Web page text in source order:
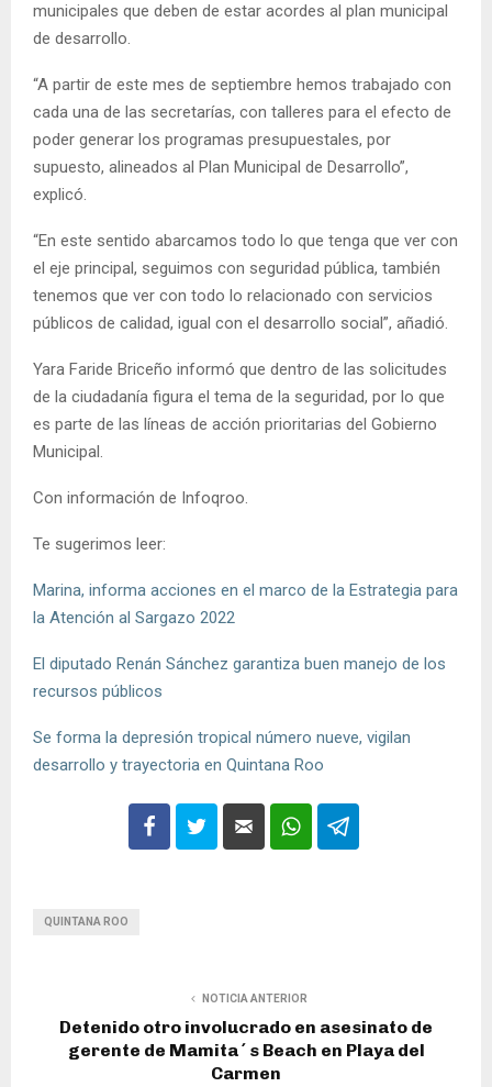
municipales que deben de estar acordes al plan municipal
de desarrollo.
“A partir de este mes de septiembre hemos trabajado con
cada una de las secretarías, con talleres para el efecto de
poder generar los programas presupuestales, por
supuesto, alineados al Plan Municipal de Desarrollo”,
explicó.
“En este sentido abarcamos todo lo que tenga que ver con
el eje principal, seguimos con seguridad pública, también
tenemos que ver con todo lo relacionado con servicios
públicos de calidad, igual con el desarrollo social”, añadió.
Yara Faride Briceño informó que dentro de las solicitudes
de la ciudadanía figura el tema de la seguridad, por lo que
es parte de las líneas de acción prioritarias del Gobierno
Municipal.
Con información de Infoqroo.
Te sugerimos leer:
Marina, informa acciones en el marco de la Estrategia para
la Atención al Sargazo 2022
El diputado Renán Sánchez garantiza buen manejo de los
recursos públicos
Se forma la depresión tropical número nueve, vigilan
desarrollo y trayectoria en Quintana Roo
QUINTANA ROO
NOTICIA ANTERIOR
Detenido otro involucrado en asesinato de
gerente de Mamita´s Beach en Playa del
Carmen